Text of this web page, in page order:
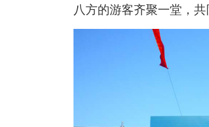
八方的游客齐聚一堂，共